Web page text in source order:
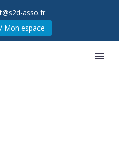
asso.fr
Mon espace